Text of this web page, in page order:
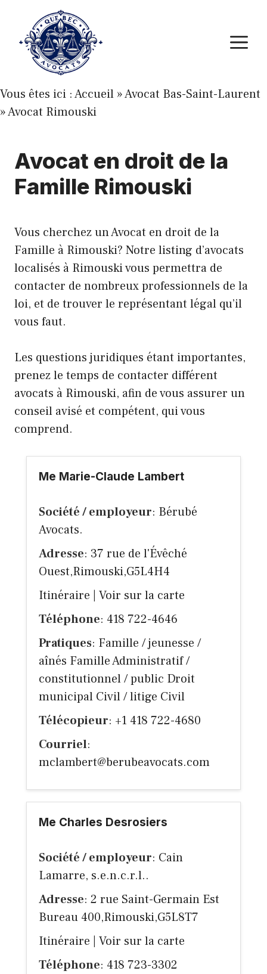
contenu
Vous êtes ici :Accueil »Avocat Bas-Saint-Laurent
»Avocat Rimouski
Avocat en droit de la
Famille Rimouski
Vous cherchez un Avocat en droit de la
Famille à Rimouski? Notre listing d’avocats
localisés à Rimouski vous permettra de
contacter de nombreux professionnels de la
loi, et de trouver le représentant légal qu’il
vous faut.
Les questions juridiques étant importantes,
prenez le temps de contacter différent
avocats à Rimouski, afin de vous assurer un
conseil avisé et compétent, qui vous
comprend.
Me Marie-Claude Lambert
Société / employeur: Bérubé
Avocats.
Adresse: 37 rue de l'Évêché
Ouest,Rimouski,G5L4H4
Itinéraire
Voir sur la carte
Téléphone: 418 722-4646
Pratiques: Famille / jeunesse /
aînés Famille Administratif /
constitutionnel / public Droit
municipal Civil / litige Civil
Télécopieur: +1 418 722-4680
Courriel:
mclambert@berubeavocats.com
Me Charles Desrosiers
Société / employeur: Cain
Lamarre, s.e.n.c.r.l..
Adresse: 2 rue Saint-Germain Est
Bureau 400,Rimouski,G5L8T7
Itinéraire
Voir sur la carte
Téléphone: 418 723-3302